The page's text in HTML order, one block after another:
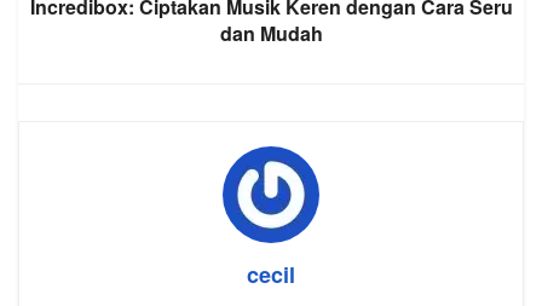
Incredibox: Ciptakan Musik Keren dengan Cara Seru
dan Mudah
cecil